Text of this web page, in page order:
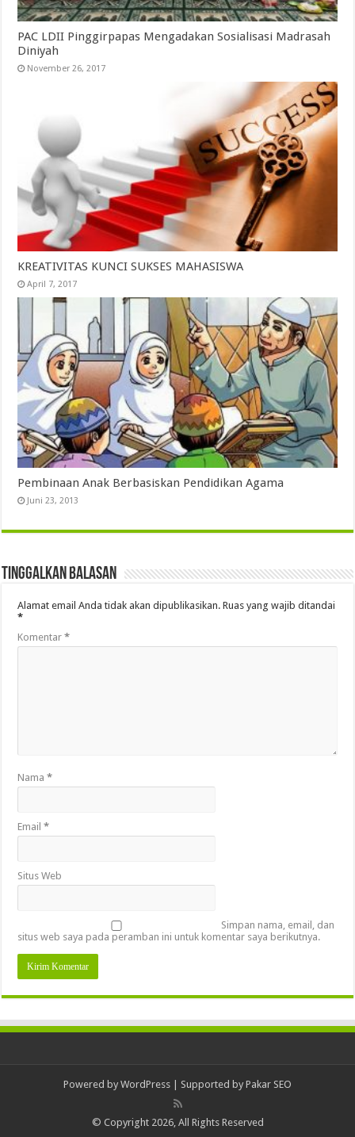
PAC LDII Pinggirpapas Mengadakan Sosialisasi Madrasah
Diniyah
November 26, 2017
KREATIVITAS KUNCI SUKSES MAHASISWA
April 7, 2017
Pembinaan Anak Berbasiskan Pendidikan Agama
Juni 23, 2013
Tinggalkan Balasan
Alamat email Anda tidak akan dipublikasikan. Ruas yang wajib ditandai
*
Komentar*
Nama*
Email*
Situs Web
Simpan nama, email, dan
situs web saya pada peramban ini untuk komentar saya berikutnya.
Powered by WordPress | Supported by Pakar SEO
© Copyright 2026, All Rights Reserved